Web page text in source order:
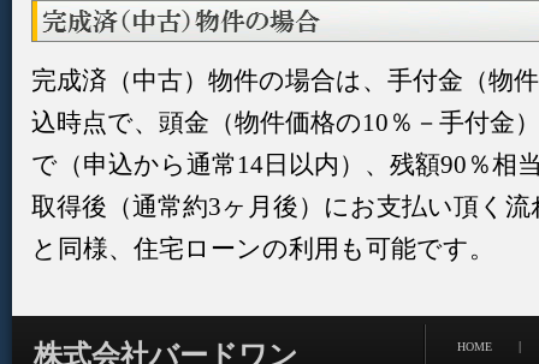
完成済（中古）物件の場合は、手付金（物
込時点で、頭金（物件価格の10％－手付金
で（申込から通常14日以内）、残額90％相
取得後（通常約3ヶ月後）にお支払い頂く
と同様、住宅ローンの利用も可能です。
株式会社バードワン HOME |